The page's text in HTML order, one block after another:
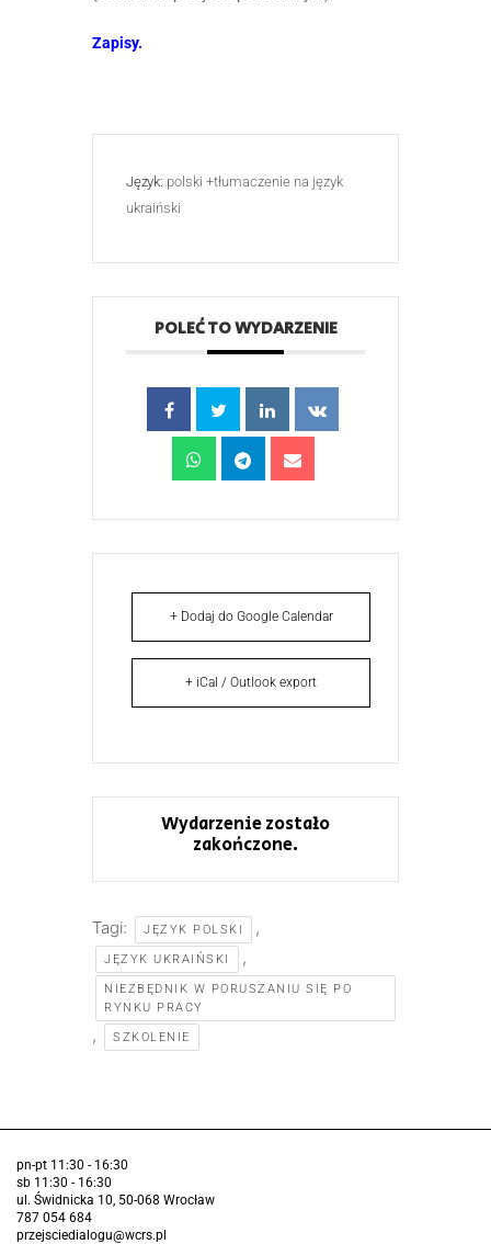
Zapisy.
Język: polski +tłumaczenie na język
ukraiński
POLEĆ TO WYDARZENIE
+ Dodaj do Google Calendar
+ iCal / Outlook export
Wydarzenie zostało
zakończone.
Tagi: JĘZYK POLSKI ,
JĘZYK UKRAIŃSKI ,
NIEZBĘDNIK W PORUSZANIU SIĘ PO
RYNKU PRACY
, SZKOLENIE
pn-pt 11:30 - 16:30
sb 11:30 - 16:30
ul. Świdnicka 10, 50-068 Wrocław
787 054 684
przejsciedialogu@wcrs.pl